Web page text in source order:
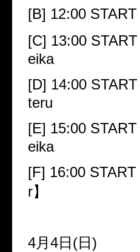
[B] 12:00 START
[C] 13:00 START
eika
[D] 14:00 START
teru
[E] 15:00 START
eika
[F] 16:00 START
r】
4月 4日 (日 )